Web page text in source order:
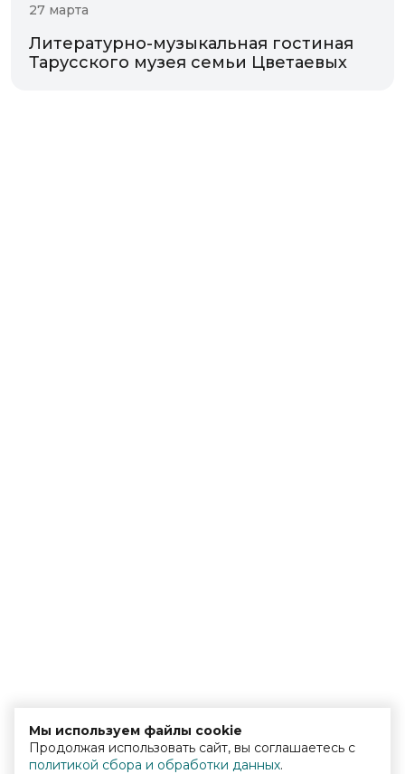
27 марта
Литературно-музыкальная гостиная
Тарусского музея семьи Цветаевых
Мы используем файлы cookie
Продолжая использовать сайт, вы соглашаетесь с
политикой сбора и обработки данных.